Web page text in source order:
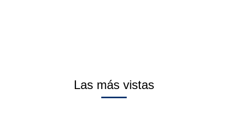
Las más vistas